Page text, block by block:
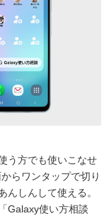
う方でも使いこなせ
らワンタップで切り
んしんして使える。
Galaxy使い方相談